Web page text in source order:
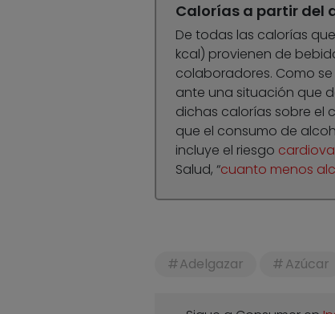
Calorías a partir del
De todas las calorías
kcal) provienen de
colaboradores. Como
ante una situación que
dichas calorías sobre el
que el consumo de
incluye el riesgo
Salud, “cuanto menos
Adelgazar Azúcar